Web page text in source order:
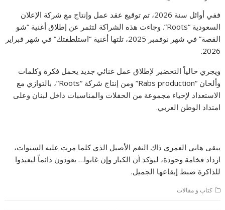
ففي أوائل سنة 2026، تم توقيع عقد عمل وإنتاج مع شركة الإعلان
السعودية “Roots”. وجاءت هذه الشراكة لتثمر عن إطلاق أغنية “شو
القصة” في شهر نوفمبر 2025، تلتها أغنية “استلطفتك” في شهر فبراير
2026.
ويجري حالياً التحضير لإطلاق عمل غنائي جديد يحمل فكرة وكلمات
وألحان “Rabs production” ومن إنتاج شركة “Roots”، بالتوازي مع
الاستعداد لإحياء مجموعة من الحفلات والمناسبات داخل لبنان وعلى
امتداد الوطن العربي.
يبقى هاني العمري ذاك النغم الأصيل الذي كلما مرت عليه السنوات،
ازداد فخامة وجودة، ليؤكد أن الكبار وإن غابوا… يعودون دائماً ليعيدوا
للذاكرة ضبط إيقاعها الجميل.
كتاب و مقالات